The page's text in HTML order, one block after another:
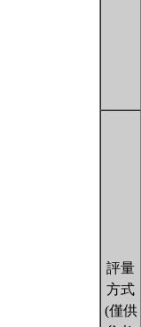
評量
方式
(僅供